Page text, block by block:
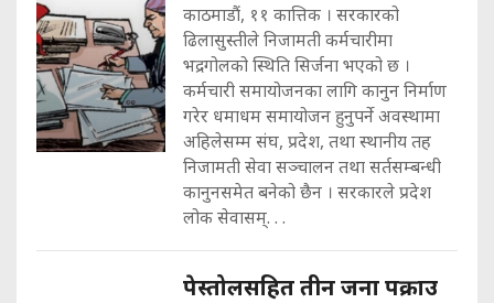
काठमाडौं, ११ कात्तिक । सरकारको
ढिलासुस्तीले निजामती कर्मचारीमा
भद्रगोलको स्थिति सिर्जना भएको छ ।
कर्मचारी समायोजनका लागि कानुन निर्माण
गरेर धमाधम समायोजन हुनुपर्ने अवस्थामा
अहिलेसम्म संघ, प्रदेश, तथा स्थानीय तह
निजामती सेवा सञ्चालन तथा सर्तसम्बन्धी
कानुनसमेत बनेको छैन । सरकारले प्रदेश
लोक सेवासम्. . .
पेस्तोलसहित तीन जना पक्राउ